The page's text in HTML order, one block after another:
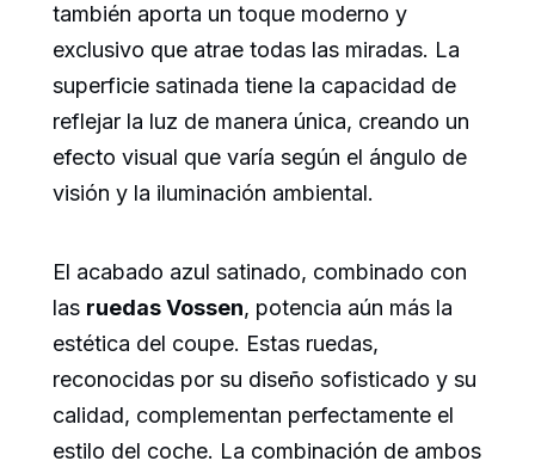
también aporta un toque moderno y
exclusivo que atrae todas las miradas. La
superficie satinada tiene la capacidad de
reflejar la luz de manera única, creando un
efecto visual que varía según el ángulo de
visión y la iluminación ambiental.
El acabado azul satinado, combinado con
las ruedas Vossen, potencia aún más la
estética del coupe. Estas ruedas,
reconocidas por su diseño sofisticado y su
calidad, complementan perfectamente el
estilo del coche. La combinación de ambos